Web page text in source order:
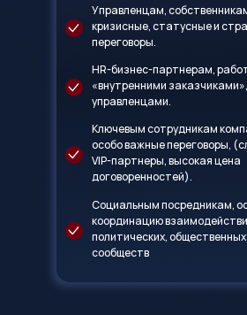
Управленцам,
кризисные, статусные и
переговоры.
Ключевым сотрудникам
особо важные переговоры,
VIP-партнеры, высокая цена
договоренностей).
HR-бизнес-партнерам,
«внутренними
управленцами.
Социальным посредникам,
координацию
политических,
сообществ